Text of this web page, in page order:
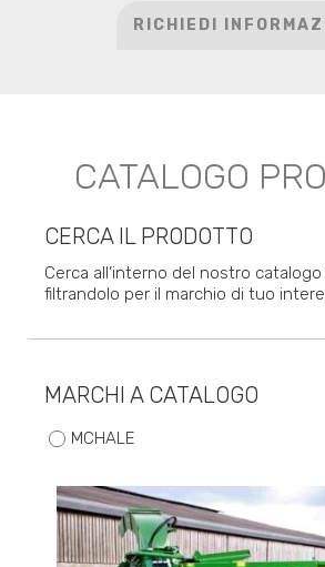
RICHIEDI
CATALOGO
CERCA IL PRODOTTO
Cerca all’interno del nostro
filtrandolo per il marchio di tuo
MARCHI A CATALOGO
MCHALE